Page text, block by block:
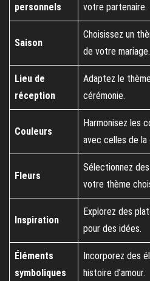
personnels
votre partenaire.
Saison
Choisissez un
de votre mariage.
Lieu de
réception
Adaptez le
cérémonie.
Couleurs
Harmonisez les
avec celles de la
Fleurs
Sélectionnez
votre thème
Inspiration
Explorez des
pour des idées.
Éléments
symboliques
Incorporez des
histoire d’amour.